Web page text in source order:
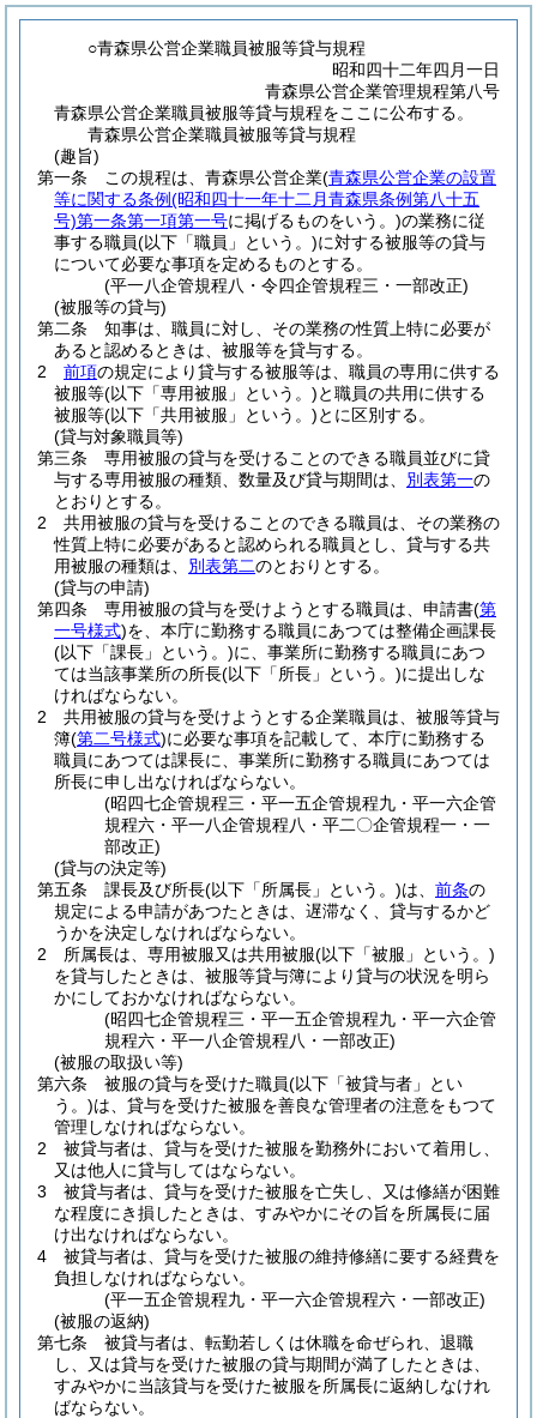
○青森県公営企業職員被服等貸与規程
昭和四十二年四月一日
青森県公営企業管理規程第八号
青森県公営企業職員被服等貸与規程をここに公布する。
青森県公営企業職員被服等貸与規程
(趣旨)
第一条
この規程は、青森県公営企業(青森県公営企業の設置
等に関する条例(昭和四十一年十二月青森県条例第八十五
号)第一条第一項第一号に掲げるものをいう。)の業務に従
事する職員(以下「職員」という。)に対する被服等の貸与
について必要な事項を定めるものとする。
(平一八企管規程八・令四企管規程三・一部改正)
(被服等の貸与)
第二条
知事は、職員に対し、その業務の性質上特に必要が
あると認めるときは、被服等を貸与する。
2
前項の規定により貸与する被服等は、職員の専用に供する
被服等(以下「専用被服」という。)と職員の共用に供する
被服等(以下「共用被服」という。)とに区別する。
(貸与対象職員等)
第三条
専用被服の貸与を受けることのできる職員並びに貸
与する専用被服の種類、数量及び貸与期間は、 別表第一の
とおりとする。
2
共用被服の貸与を受けることのできる職員は、その業務の
性質上特に必要があると認められる職員とし、貸与する共
用被服の種類は、 別表第二のとおりとする。
(貸与の申請)
第四条
専用被服の貸与を受けようとする職員は、申請書(第
一号様式)を、本庁に勤務する職員にあつては整備企画課長
(以下「課長」という。)に、事業所に勤務する職員にあつ
ては当該事業所の所長(以下「所長」という。)に提出しな
ければならない。
2
共用被服の貸与を受けようとする企業職員は、被服等貸与
簿(第二号様式)に必要な事項を記載して、本庁に勤務する
職員にあつては課長に、事業所に勤務する職員にあつては
所長に申し出なければならない。
(昭四七企管規程三・平一五企管規程九・平一六企管
規程六・平一八企管規程八・平二〇企管規程一・一
部改正)
(貸与の決定等)
第五条
課長及び所長(以下「所属長」という。)は、 前条の
規定による申請があつたときは、遅滞なく、貸与するかど
うかを決定しなければならない。
2
所属長は、専用被服又は共用被服(以下「被服」という。)
を貸与したときは、被服等貸与簿により貸与の状況を明ら
かにしておかなければならない。
(昭四七企管規程三・平一五企管規程九・平一六企管
規程六・平一八企管規程八・一部改正)
(被服の取扱い等)
第六条
被服の貸与を受けた職員(以下「被貸与者」とい
う。)は、貸与を受けた被服を善良な管理者の注意をもつて
管理しなければならない。
2
被貸与者は、貸与を受けた被服を勤務外において着用し、
又は他人に貸与してはならない。
3
被貸与者は、貸与を受けた被服を亡失し、又は修繕が困難
な程度にき損したときは、すみやかにその旨を所属長に届
け出なければならない。
4
被貸与者は、貸与を受けた被服の維持修繕に要する経費を
負担しなければならない。
(平一五企管規程九・平一六企管規程六・一部改正)
(被服の返納)
第七条
被貸与者は、転勤若しくは休職を命ぜられ、退職
し、又は貸与を受けた被服の貸与期間が満了したときは、
すみやかに当該貸与を受けた被服を所属長に返納しなけれ
ばならない。